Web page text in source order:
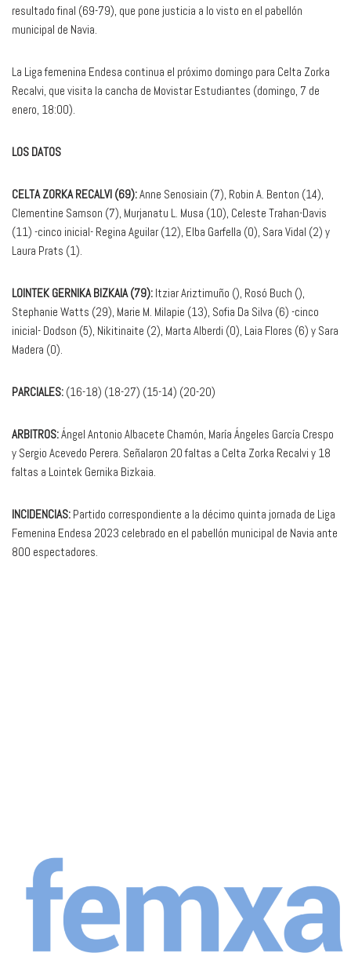
resultado final (69-79), que pone justicia a lo visto en el pabellón
municipal de Navia.
La Liga femenina Endesa continua el próximo domingo para Celta Zorka
Recalvi, que visita la cancha de Movistar Estudiantes (domingo, 7 de
enero, 18:00).
LOS DATOS
CELTA ZORKA RECALVI (69):Anne Senosiain (7), Robin A. Benton (14),
Clementine Samson (7), Murjanatu L. Musa (10), Celeste Trahan-Davis
(11) -cinco inicial- Regina Aguilar (12), Elba Garfella (0), Sara Vidal (2) y
Laura Prats (1).
LOINTEK GERNIKA BIZKAIA (79): Itziar Ariztimuño (), Rosó Buch (),
Stephanie Watts (29), Marie M. Milapie (13), Sofia Da Silva (6) -cinco
inicial- Dodson (5), Nikitinaite (2), Marta Alberdi (0), Laia Flores (6) y Sara
Madera (0).
PARCIALES: (16-18) (18-27) (15-14) (20-20)
ARBITROS:Ángel Antonio Albacete Chamón, María Ángeles García Crespo
y Sergio Acevedo Perera. Señalaron 20 faltas a Celta Zorka Recalvi y 18
faltas a Lointek Gernika Bizkaia.
INCIDENCIAS: Partido correspondiente a la décimo quinta jornada de Liga
Femenina Endesa 2023 celebrado en el pabellón municipal de Navia ante
800 espectadores.